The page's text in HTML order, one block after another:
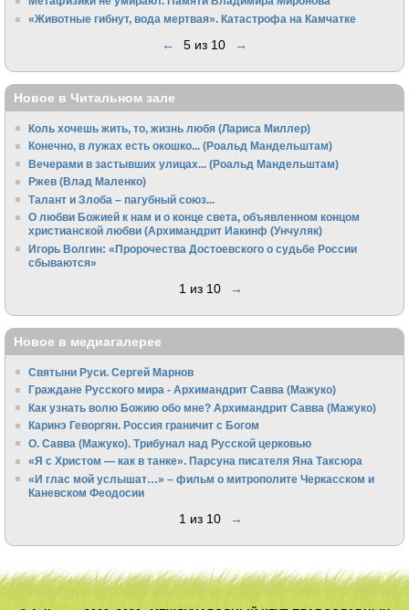
«Животные гибнут, вода мертвая». Катастрофа на Камчатке
← 5 из 10 →
Новое в Читальном зале
Коль хочешь жить, то, жизнь любя (Лариса Миллер)
Конечно, в лужах есть окошко... (Роальд Мандельштам)
Вечерами в застывших улицах... (Роальд Мандельштам)
Ржев (Влад Маленко)
Талант и Злоба – пагубный союз...
О любви Божией к нам и о конце света, объявленном концом
христианской любви (Архимандрит Иакинф (Унчуляк)
Игорь Волгин: «Пророчества Достоевского о судьбе России
сбываются»
1 из 10 →
Новое в медиагалерее
Святыни Руси. Сергей Марнов
Граждане Русского мира - Архимандрит Савва (Мажуко)
Как узнать волю Божию обо мне? Архимандрит Савва (Мажуко)
Каринэ Геворгян. Россия граничит с Богом
О. Савва (Мажуко). Трибунал над Русской церковью
«Я с Христом — как в танке». Парсуна писателя Яна Таксюра
«И глас мой услышат…» – фильм о митрополите Черкасском и
Каневском Феодосии
1 из 10 →